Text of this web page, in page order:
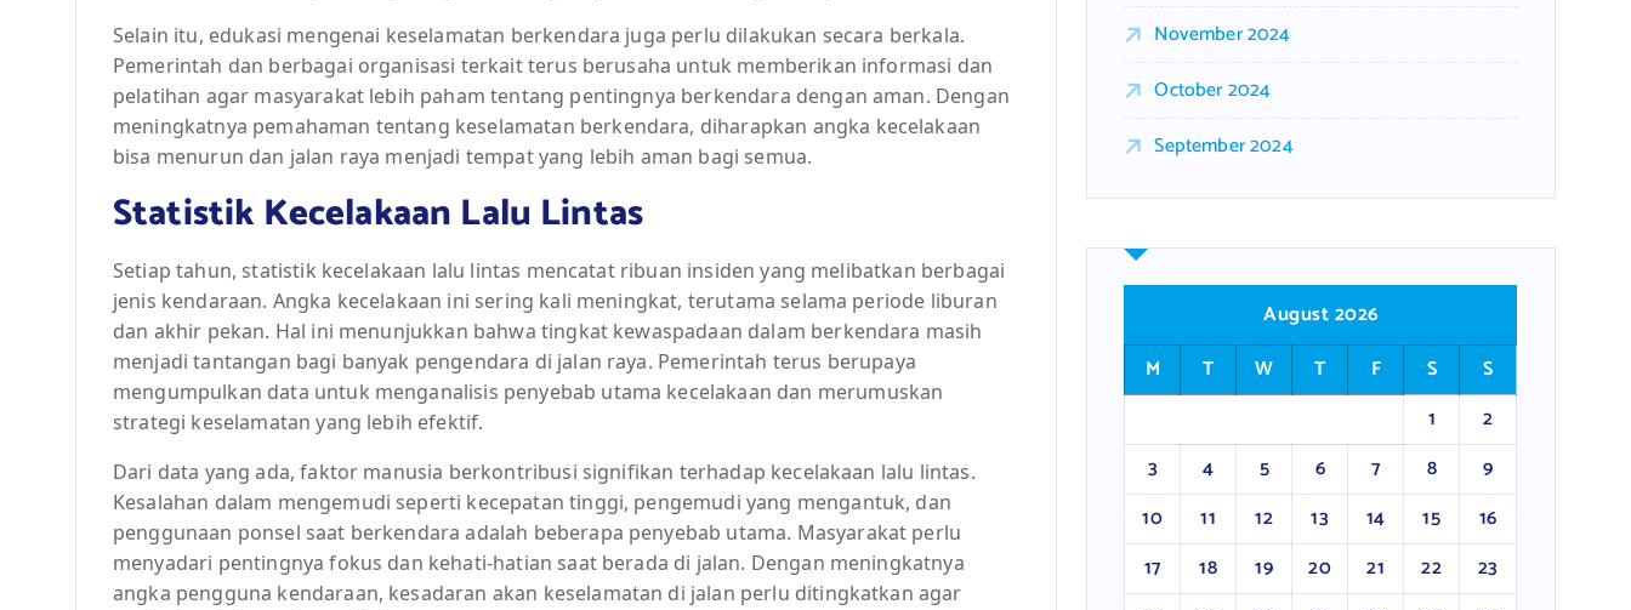
Selain itu, edukasi mengenai keselamatan berkendara juga perlu dilakukan secara berkala.
Pemerintah dan berbagai organisasi terkait terus berusaha untuk memberikan informasi dan
pelatihan agar masyarakat lebih paham tentang pentingnya berkendara dengan aman. Dengan
meningkatnya pemahaman tentang keselamatan berkendara, diharapkan angka kecelakaan
bisa menurun dan jalan raya menjadi tempat yang lebih aman bagi semua.
Statistik Kecelakaan Lalu Lintas
Setiap tahun, statistik kecelakaan lalu lintas mencatat ribuan insiden yang melibatkan berbagai
jenis kendaraan. Angka kecelakaan ini sering kali meningkat, terutama selama periode liburan
dan akhir pekan. Hal ini menunjukkan bahwa tingkat kewaspadaan dalam berkendara masih
menjadi tantangan bagi banyak pengendara di jalan raya. Pemerintah terus berupaya
mengumpulkan data untuk menganalisis penyebab utama kecelakaan dan merumuskan
strategi keselamatan yang lebih efektif.
Dari data yang ada, faktor manusia berkontribusi signifikan terhadap kecelakaan lalu lintas.
Kesalahan dalam mengemudi seperti kecepatan tinggi, pengemudi yang mengantuk, dan
penggunaan ponsel saat berkendara adalah beberapa penyebab utama. Masyarakat perlu
menyadari pentingnya fokus dan kehati-hatian saat berada di jalan. Dengan meningkatnya
angka pengguna kendaraan, kesadaran akan keselamatan di jalan perlu ditingkatkan agar
November 2024
October 2024
September 2024
August 2026
M
T W T F S
S
1
2
3
4 5 6 7 8
9
10
11 12 13 14 15
16
17
18 19 20 21 22
23